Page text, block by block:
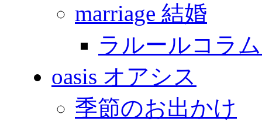
marriage 結婚
ラルールコラ
oasis オアシス
季節のお出かけ